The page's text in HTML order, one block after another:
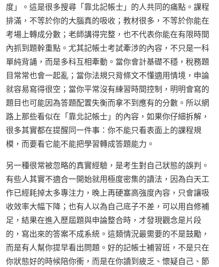
度」。這是很多搜尋「靠北記帳士」的人共同的痛點。課程
排滿，不等於你的大腦真的吸收；教材很多，不等於你能在
考場上轉成分數；老師講得完整，也不代表你能在有限時間
內抓到題幹重點。尤其記帳士考試牽涉的內容，不只是一科
單純背誦，而是多科互相牽動。當你會計基礎不穩，稅務題
目常常也會一起亂；當你法規只背條文不懂適用情境，申論
就容易寫得很空；當你平常沒有練習時間控制，明明會寫的
題目也可能因為答題配置失衡而拿不到應有的分數。所以網
路上那些看似在「靠北記帳士」的內容，如果你仔細拆解，
很多其實都在提醒同一件事：你不能只看表面上的課程規
模，而要看它能不能把學習轉成答題能力。
另一種很常被忽略的真實經驗，是考生對自己狀態的誤判。
有些人其實不適合一開始就用極度密集的讀法，因為白天工
作已經耗掉太多專注力，晚上再硬塞高強度內容，只會讓吸
收效率大幅下降；也有人以為自己底子不差，可以用自修補
足，結果在進入歷屆題與申論整合時，才發現觀念是片段
的，寫出來的答案不成系統。這類情況最需要的不是鼓勵，
而是有人幫你提早看出問題。好的記帳士補習班，不是只在
你狀態好的時候陪你衝，而是在你讀到疲乏、懷疑自己、節